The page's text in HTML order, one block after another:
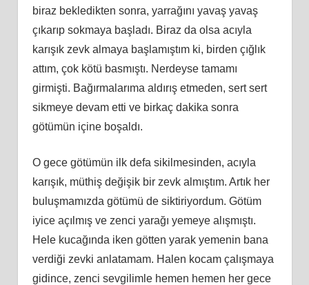
biraz bekledikten sonra, yarrağını yavaş yavaş
çıkarıp sokmaya başladı. Biraz da olsa acıyla
karışık zevk almaya başlamıştım ki, birden çığlık
attım, çok kötü basmıştı. Nerdeyse tamamı
girmişti. Bağırmalarıma aldırış etmeden, sert sert
sikmeye devam etti ve birkaç dakika sonra
götümün içine boşaldı.
O gece götümün ilk defa sikilmesinden, acıyla
karışık, müthiş değişik bir zevk almıştım. Artık her
buluşmamızda götümü de siktiriyordum. Götüm
iyice açılmış ve zenci yarağı yemeye alışmıştı.
Hele kucağında iken götten yarak yemenin bana
verdiği zevki anlatamam. Halen kocam çalışmaya
gidince, zenci sevgilimle hemen hemen her gece